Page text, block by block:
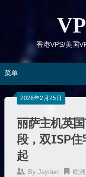
香港VPS/美国
菜单
2026年2月25日
丽萨主机英
段，双ISP
起
By Jayden 欧